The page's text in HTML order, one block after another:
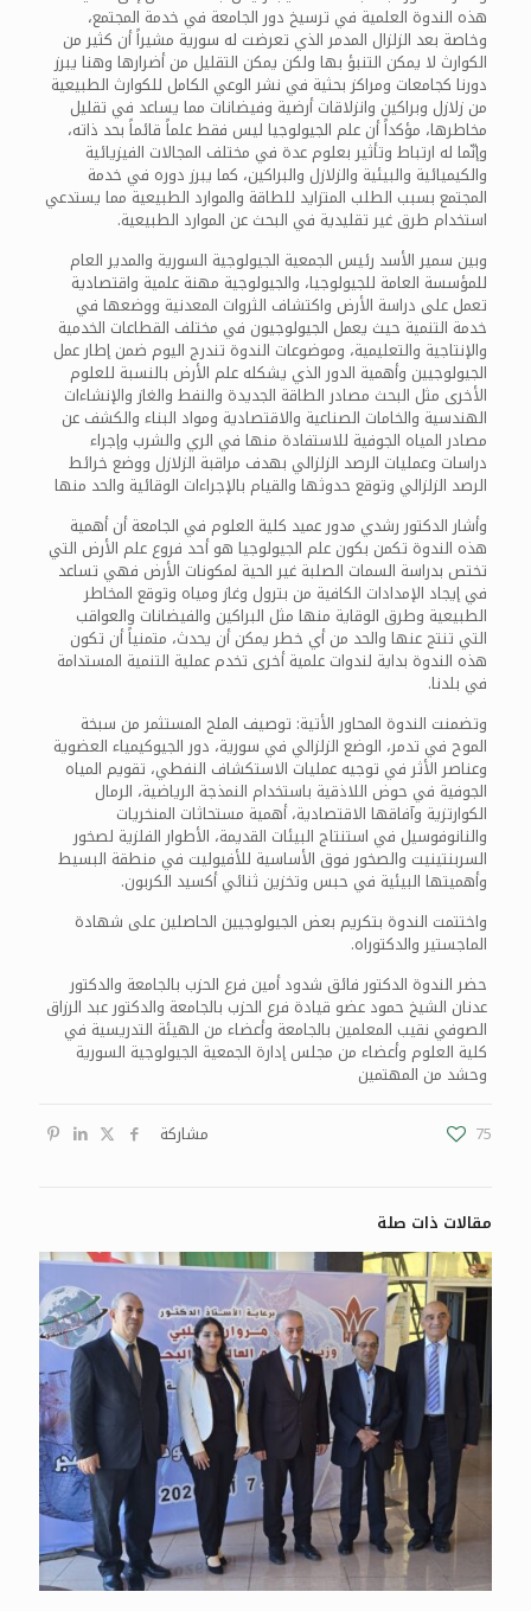
هذه الندوة العلمية في ترسيخ دور الجامعة في خدمة المجتمع،
وخاصة بعد الزلزال المدمر الذي تعرضت له سورية مشيراً أن كثير من
الكوارث لا يمكن التنبؤ بها ولكن يمكن التقليل من أضرارها وهنا يبرز
دورنا كجامعات ومراكز بحثية في نشر الوعي الكامل للكوارث الطبيعية
من زلازل وبراكين وانزلاقات أرضية وفيضانات مما يساعد في تقليل
مخاطرها، مؤكداً أن علم الجيولوجيا ليس فقط علماً قائماً بحد ذاته،
وإنّما له ارتباط وتأثير بعلوم عدة في مختلف المجالات الفيزيائية
والكيميائية والبيئية والزلازل والبراكين، كما يبرز دوره في خدمة
المجتمع بسبب الطلب المتزايد للطاقة والموارد الطبيعية مما يستدعي
استخدام طرق غير تقليدية في البحث عن الموارد الطبيعية.
وبين سمير الأسد رئيس الجمعية الجيولوجية السورية والمدير العام
للمؤسسة العامة للجيولوجيا، والجيولوجية مهنة علمية واقتصادية
تعمل على دراسة الأرض واكتشاف الثروات المعدنية ووضعها في
خدمة التنمية حيث يعمل الجيولوجيون في مختلف القطاعات الخدمية
والإنتاجية والتعليمية، وموضوعات الندوة تندرج اليوم ضمن إطار عمل
الجيولوجيين وأهمية الدور الذي يشكله علم الأرض بالنسبة للعلوم
الأخرى مثل البحث مصادر الطاقة الجديدة والنفط والغاز والإنشاءات
الهندسية والخامات الصناعية والاقتصادية ومواد البناء والكشف عن
مصادر المياه الجوفية للاستفادة منها في الري والشرب وإجراء
دراسات وعمليات الرصد الزلزالي بهدف مراقبة الزلازل ووضع خرائط
الرصد الزلزالي وتوقع حدوثها والقيام بالإجراءات الوقائية والحد منها
وأشار الدكتور رشدي مدور عميد كلية العلوم في الجامعة أن أهمية
هذه الندوة تكمن بكون علم الجيولوجيا هو أحد فروع علم الأرض التي
تختص بدراسة السمات الصلبة غير الحية لمكونات الأرض فهي تساعد
في إيجاد الإمدادات الكافية من بترول وغاز ومياه وتوقع المخاطر
الطبيعية وطرق الوقاية منها مثل البراكين والفيضانات والعواقب
التي تنتج عنها والحد من أي خطر يمكن أن يحدث، متمنياً أن تكون
هذه الندوة بداية لندوات علمية أخرى تخدم عملية التنمية المستدامة
في بلدنا.
وتضمنت الندوة المحاور الأتية: توصيف الملح المستثمر من سبخة
الموح في تدمر، الوضع الزلزالي في سورية، دور الجيوكيمياء العضوية
وعناصر الأثر في توجيه عمليات الاستكشاف النفطي، تقويم المياه
الجوفية في حوض اللاذقية باستخدام النمذجة الرياضية، الرمال
الكوارتزية وآفاقها الاقتصادية، أهمية مستحاثات المنخريات
والنانوفوسيل في استنتاج البيئات القديمة، الأطوار الفلزية لصخور
السربنتينيت والصخور فوق الأساسية للأفيوليت في منطقة البسيط
وأهميتها البيئية في حبس وتخزين ثنائي أكسيد الكربون.
واختتمت الندوة بتكريم بعض الجيولوجيين الحاصلين على شهادة
الماجستير والدكتوراه.
حضر الندوة الدكتور فائق شدود أمين فرع الحزب بالجامعة والدكتور
عدنان الشيخ حمود عضو قيادة فرع الحزب بالجامعة والدكتور عبد الرزاق
الصوفي نقيب المعلمين بالجامعة وأعضاء من الهيئة التدريسية في
كلية العلوم وأعضاء من مجلس إدارة الجمعية الجيولوجية السورية
وحشد من المهتمين
مشاركة
75
مقالات ذات صلة